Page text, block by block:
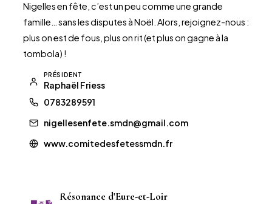
Nigelles en fête, c’est un peu comme une grande
famille… sans les disputes à Noël. Alors, rejoignez-nous :
plus on est de fous, plus on rit (et plus on gagne à la
tombola) !
PRÉSIDENT
Raphaël Friess
0783289591
nigellesenfete.smdn@gmail.com
www.comitedesfetessmdn.fr
Résonance d'Eure-et-Loir